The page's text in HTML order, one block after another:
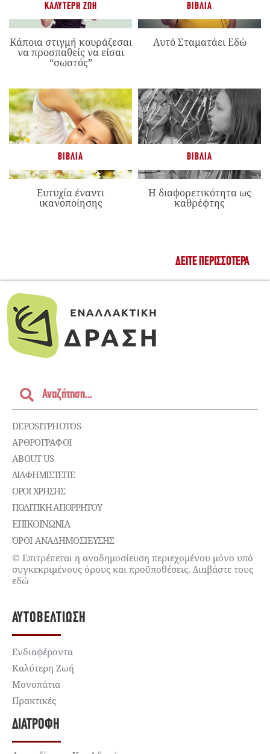
ΚΑΛΎΤΕΡΗ ΖΩΉ
Κάποια στιγμή κουράζεσαι
να προσπαθείς να είσαι
“σωστός”
ΒΙΒΛΊΑ
Αυτό Σταματάει Εδώ
ΒΙΒΛΊΑ
Ευτυχία έναντι
ικανοποίησης
ΒΙΒΛΊΑ
Η διαφορετικότητα ως
καθρέφτης
ΔΕΊΤΕ ΠΕΡΙΣΣΌΤΕΡΑ
DEPOSITPHOTOS
ΑΡΘΡΟΓΡΑΦΟΙ
ABOUT US
ΔΙΑΦΗΜΙΣΤΕΊΤΕ
ΌΡΟΙ ΧΡΉΣΗΣ
ΠΟΛΙΤΙΚΉ ΑΠΟΡΡΉΤΟΥ
ΕΠΙΚΟΙΝΩΝΊΑ
ΌΡΟΙ ΑΝΑΔΗΜΟΣΙΕΥΣΗΣ
© Επιτρέπεται η αναδημοσίευση περιεχομένου μόνο υπό
συγκεκριμένους όρους και προϋποθέσεις. Διαβάστε τους
εδώ
ΑΥΤΟΒΕΛΤΊΩΣΗ
Ενδιαφέροντα
Καλύτερη Ζωή
Μονοπάτια
Πρακτικές
ΔΙΑΤΡΟΦΉ